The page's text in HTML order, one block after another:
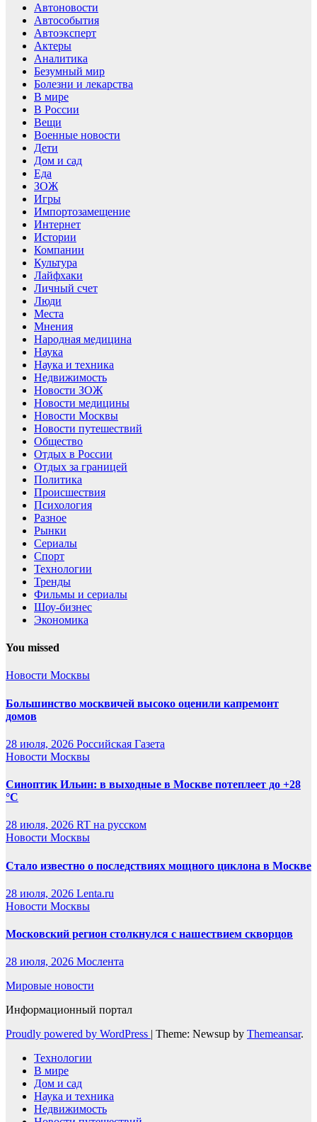
Автоновости
Автособытия
Автоэксперт
Актеры
Аналитика
Безумный мир
Болезни и лекарства
В мире
В России
Вещи
Военные новости
Дети
Дом и сад
Еда
ЗОЖ
Игры
Импортозамещение
Интернет
Истории
Компании
Культура
Лайфхаки
Личный счет
Люди
Места
Мнения
Народная медицина
Наука
Наука и техника
Недвижимость
Новости ЗОЖ
Новости медицины
Новости Москвы
Новости путешествий
Общество
Отдых в России
Отдых за границей
Политика
Происшествия
Психология
Разное
Рынки
Сериалы
Спорт
Технологии
Тренды
Фильмы и сериалы
Шоу-бизнес
Экономика
You missed
Новости Москвы
Большинство москвичей высоко оценили капремонт
домов
28 июля, 2026 Российская Газета
Новости Москвы
Синоптик Ильин: в выходные в Москве потеплеет до +28
°C
28 июля, 2026 RT на русском
Новости Москвы
Стало известно о последствиях мощного циклона в Москве
28 июля, 2026 Lenta.ru
Новости Москвы
Московский регион столкнулся с нашествием скворцов
28 июля, 2026 Мослента
Мировые новости
Информационный портал
Proudly powered by WordPress
Theme: Newsup by Themeansar.
Технологии
В мире
Дом и сад
Наука и техника
Недвижимость